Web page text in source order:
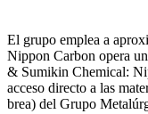
El grupo emplea a
Nippon Carbon opera
& Sumikin Chemical:
acceso directo a las
brea) del Grupo